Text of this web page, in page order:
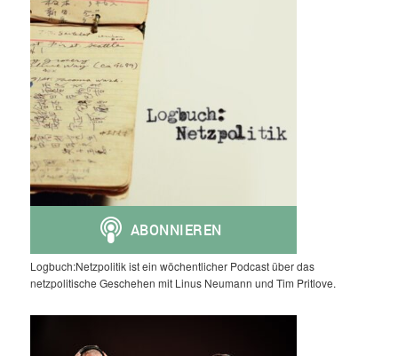
Logbuch:Netzpolitik ist ein wöchentlicher Podcast über das
netzpolitische Geschehen mit Linus Neumann und Tim Pritlove.